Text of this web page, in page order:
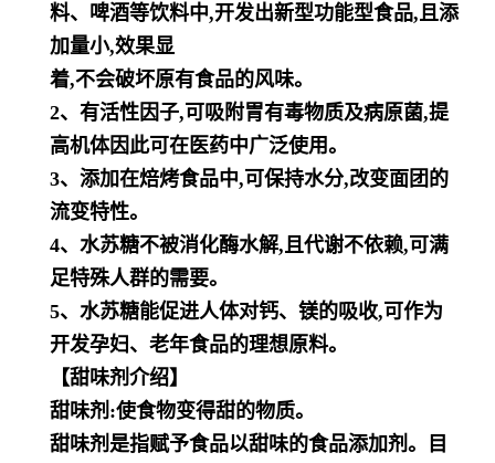
料、啤酒等饮料中,开发出新型功能型食品,且添
加量小,效果显
着,不会破坏原有食品的风味。
2、有活性因子,可吸附胃有毒物质及病原菌,提
高机体因此可在医药中广泛使用。
3、添加在焙烤食品中,可保持水分,改变面团的
流变特性。
4、水苏糖不被消化酶水解,且代谢不依赖,可满
足特殊人群的需要。
5、水苏糖能促进人体对钙、镁的吸收,可作为
开发孕妇、老年食品的理想原料。
【甜味剂介绍】
甜味剂:使食物变得甜的物质。
甜味剂是指赋予食品以甜味的食品添加剂。目